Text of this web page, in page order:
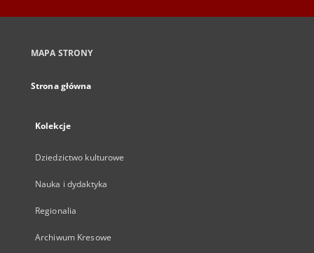
MAPA STRONY
Strona główna
Kolekcje
Dziedzictwo kulturowe
Nauka i dydaktyka
Regionalia
Archiwum Kresowe